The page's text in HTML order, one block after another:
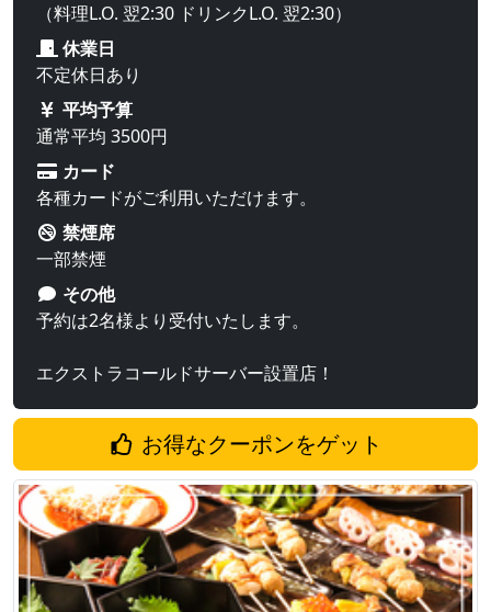
（料理L.O. 翌2:30 ドリンクL.O. 翌2:30）
休業日
不定休日あり
平均予算
通常平均 3500円
カード
各種カードがご利用いただけます。
禁煙席
一部禁煙
その他
予約は2名様より受付いたします。
エクストラコールドサーバー設置店！
お得なクーポンをゲット